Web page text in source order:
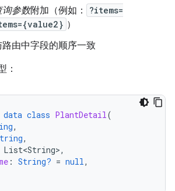
询参数附加（例如：
?items=
）
由中字段的顺序一致
：
data class PlantDetail (
,
,
List<String>,
: String? = null ,